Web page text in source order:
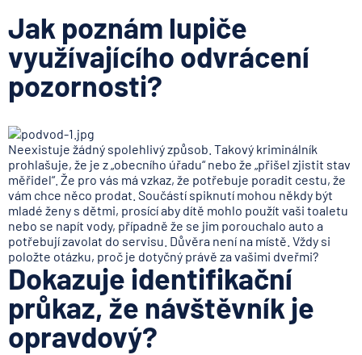
Jak poznám lupiče
využívajícího odvrácení
pozornosti?
Neexistuje žádný spolehlivý způsob. Takový kriminálník
prohlašuje, že je z „obecního úřadu“ nebo že „přišel zjistit stav
měřidel“. Že pro vás má vzkaz, že potřebuje poradit cestu, že
vám chce něco prodat. Součástí spiknutí mohou někdy být
mladé ženy s dětmi, prosící aby dítě mohlo použít vaši toaletu
nebo se napít vody, případně že se jim porouchalo auto a
potřebují zavolat do servisu. Důvěra není na místě. Vždy si
položte otázku, proč je dotyčný právě za vašimi dveřmi?
Dokazuje identifikační
průkaz, že návštěvník je
opravdový?